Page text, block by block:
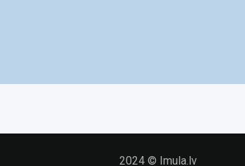
2024 © Imula.lv